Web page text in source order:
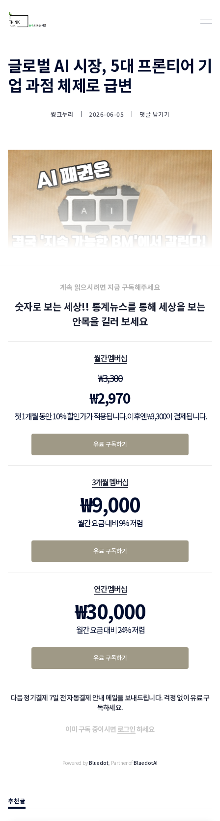
통계뉴스(www.statnews.net) 검
글로벌 AI 시장, 5대 프론티어 기
업 과점 체제로 급변
씽크누리 2026-06-05 댓글 남기기
계속 읽으시려면 지금 구독해주세요
숫자로 보는 세상!! 통계뉴스를 통해 세상을 보는
안목을 길러 보세요
월간 멤버십
₩3,300
₩2,970
첫 1개월 동안 10% 할인가가 적용됩니다. 이후엔 ₩3,300이 결제됩니다.
유료 구독하기
3개월 멤버십
₩9,000
월간 요금 대비 9% 저렴
유료 구독하기
연간 멤버십
₩30,000
월간 요금 대비 24% 저렴
유료 구독하기
다음 정기결제 7일 전 자동결제 안내 메일을 보내드립니다. 걱정 없이 유료 구
독하세요.
이미 구독 중이시면 로그인하세요
Powered byBluedot, Partner ofBluedotAI
추천글